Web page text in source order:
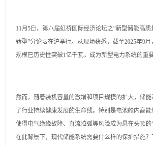
11月5日，第八届虹桥国际经济论坛之“新型储能高
转型”分论坛在沪举行。从现场获悉， 截至2025年9
规模已历史性突破1亿千瓦， 成为新型电力系统的重
然而，随着装机容量的激增和项目规模的扩大，储
了行业持续健康发展的生命线。特别是电池舱内高能
使得电气绝缘故障、直流拉弧等风险成为悬在头顶的
在此背景下， 现代储能系统需要什么样的保护措施？